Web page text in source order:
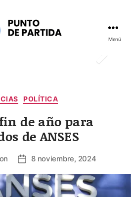
Menú
Categorías
POLÍTICA
de año para
de ANSES
Fecha
la
entrada
8 noviembre, 2024